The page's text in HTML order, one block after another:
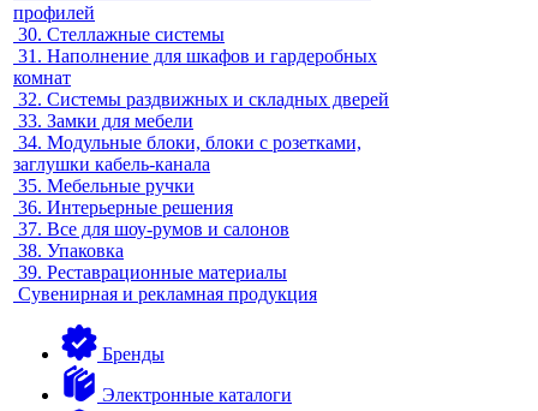
профилей
30. Стеллажные системы
31. Наполнение для шкафов и гардеробных
комнат
32. Системы раздвижных и складных дверей
33. Замки для мебели
34. Модульные блоки, блоки с розетками,
заглушки кабель-канала
35. Мебельные ручки
36. Интерьерные решения
37. Все для шоу-румов и салонов
38. Упаковка
39. Реставрационные материалы
Сувенирная и рекламная продукция
Бренды
Электронные каталоги